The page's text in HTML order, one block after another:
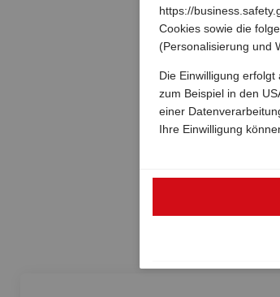
https://
Cookies sowie die
(Personalisierung und
Die Einwilligung
zum Beispiel in den
einer
Ihre Einwilligung